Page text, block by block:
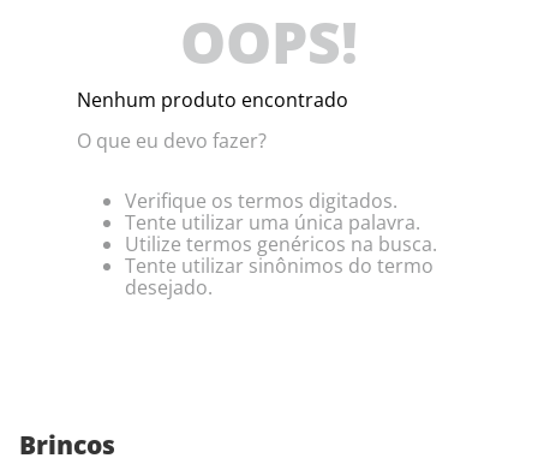
OOPS!
Nenhum produto encontrado
O que eu devo fazer?
Verifique os termos digitados.
Tente utilizar uma única palavra.
Utilize termos genéricos na busca.
Tente utilizar sinônimos do termo
desejado.
Brincos